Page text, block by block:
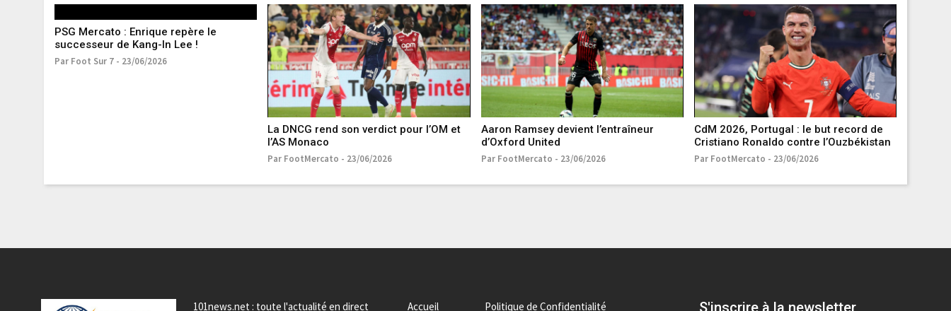
PSG Mercato : Enrique repère le
successeur de Kang-In Lee !
Par Foot Sur 7 - 23/06/2026
La DNCG rend son verdict pour l’OM et
l’AS Monaco
Par FootMercato - 23/06/2026
Aaron Ramsey devient l’entraîneur
d’Oxford United
Par FootMercato - 23/06/2026
CdM 2026, Portugal : le but record de
Cristiano Ronaldo contre l’Ouzbékistan
Par FootMercato - 23/06/2026
101news.net : toute l'actualité en direct Accueil Politique de Confidentialité S'inscrire à la newsletter